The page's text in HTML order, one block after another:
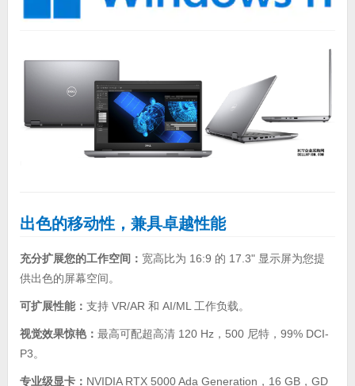
出色的移动性，兼具卓越性能
充分扩展您的工作空间： 宽高比为 16:9 的 17.3" 显示屏为您提
供出色的屏幕空间。
可扩展性能： 支持 VR/AR 和 AI/ML 工作负载。
视觉效果惊艳： 最高可配超高清 120 Hz，500 尼特，99% DCI-
P3。
专业级显卡： NVIDIA RTX 5000 Ada Generation，16 GB，GD